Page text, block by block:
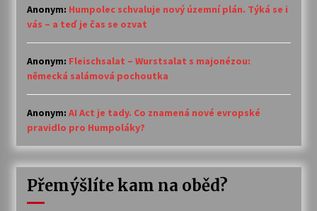
Anonym: Humpolec schvaluje nový územní plán. Týká se i
vás – a teď je čas se ozvat
Anonym: Fleischsalat – Wurstsalat s majonézou:
německá salámová pochoutka
Anonym: AI Act je tady. Co znamená nové evropské
pravidlo pro Humpoláky?
Přemýšlíte kam na oběd?